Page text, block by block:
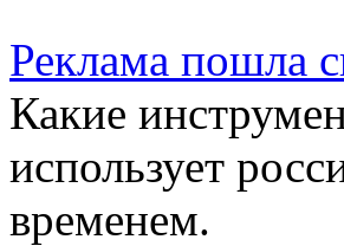
Реклама пошла
Какие
использует
временем.